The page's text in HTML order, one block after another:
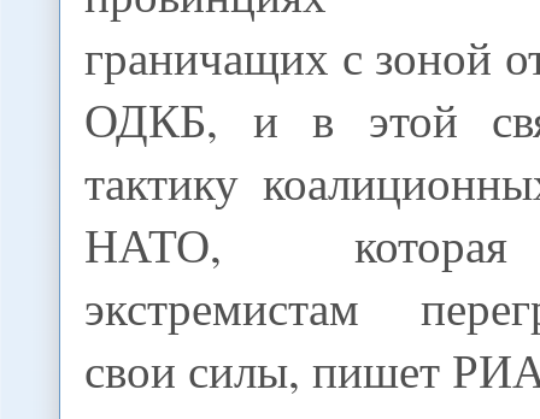
граничащих с зоной
ОДКБ, и в этой
тактику
НАТО, которая
экстремистам
свои силы, пишет